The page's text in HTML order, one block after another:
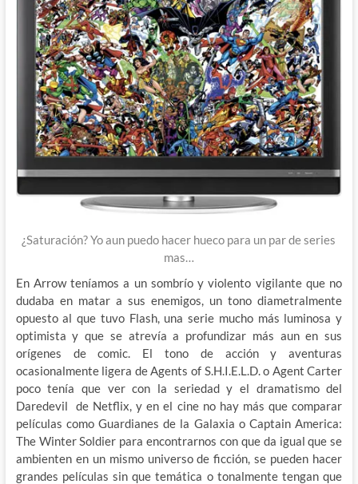
¿Saturación? Yo aun puedo hacer hueco para un par de series
mas…
En Arrow teníamos a un sombrío y violento vigilante que no
dudaba en matar a sus enemigos, un tono diametralmente
opuesto al que tuvo Flash, una serie mucho más luminosa y
optimista y que se atrevía a profundizar más aun en sus
orígenes de comic. El tono de acción y aventuras
ocasionalmente ligera de Agents of S.H.I.E.L.D. o Agent Carter
poco tenía que ver con la seriedad y el dramatismo del
Daredevil de Netflix, y en el cine no hay más que comparar
películas como Guardianes de la Galaxia o Captain America:
The Winter Soldier para encontrarnos con que da igual que se
ambienten en un mismo universo de ficción, se pueden hacer
grandes películas sin que temática o tonalmente tengan que